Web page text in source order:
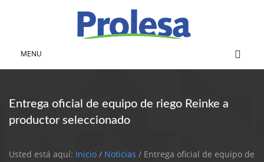
MENU
Entrega oficial de equipo de riego Reinke a
productor seleccionado
Usted está aquí: Inicio / Noticias / Entrega oficial de equipo de